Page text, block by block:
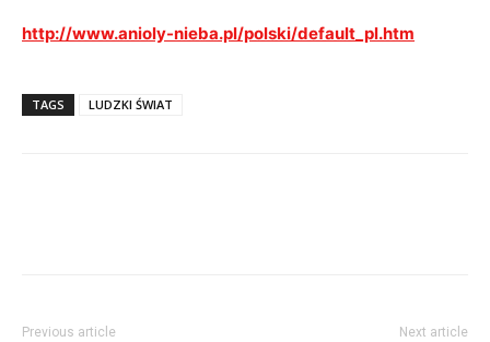
http://www.anioly-nieba.pl/polski/default_pl.htm
TAGS LUDZKI ŚWIAT
Previous article Next article